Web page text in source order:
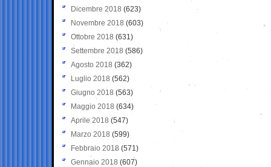
Dicembre 2018 (623)
Novembre 2018 (603)
Ottobre 2018 (631)
Settembre 2018 (586)
Agosto 2018 (362)
Luglio 2018 (562)
Giugno 2018 (563)
Maggio 2018 (634)
Aprile 2018 (547)
Marzo 2018 (599)
Febbraio 2018 (571)
Gennaio 2018 (607)